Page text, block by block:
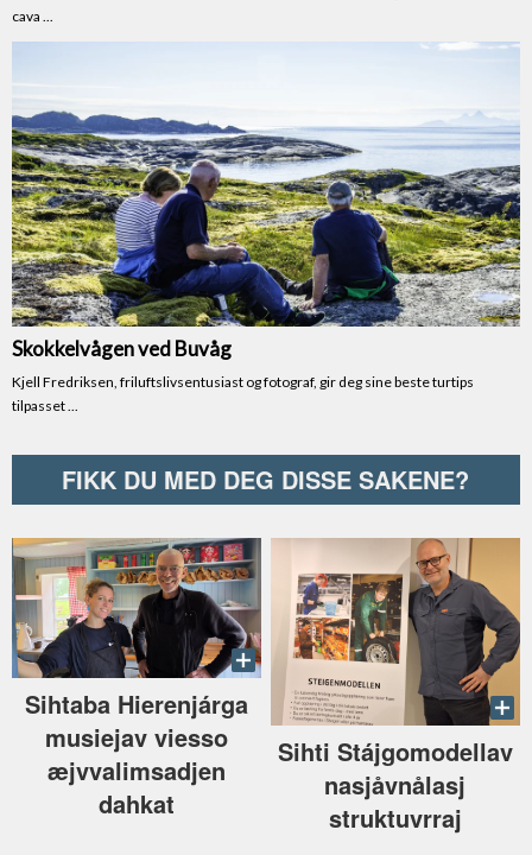
FIKK DU MED DEG DISSE SAKENE?
Sihtaba Hierenjárga
musiejav viesso
æjvvalimsadjen
dahkat
Sihti Stájgomodellav
nasjåvnålasj
struktuvrraj